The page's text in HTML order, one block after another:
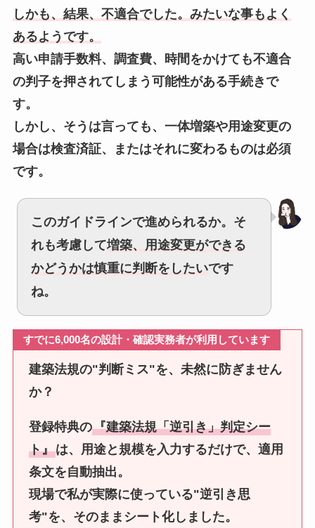
しかも、結果、不適合でした。みたいな事もよく
あるようです。
高い申請手数料、調査費、時間をかけても不適合
の判子を押されてしまう可能性がある手続きで
す。
しかし、そうは言っても、一体増築や用途変更の
場合は検査済証、またはそれに変わるものは必須
です。
このガイドラインで進められるか。そ
れも考慮して増築、用途変更ができる
かどうかは慎重に判断をしたいです
ね。
すでに6,000名の設計・確認実務者が利用しています
建築法規の"判断ミス"を、未然に防ぎません
か？
登録特典の『建築法規「逆引き」判定シー
ト』は、用途と規模を入力するだけで、適用
条文を自動抽出。
現場で私が実際に使っている"逆引き思
考"を、そのままシート化しました。